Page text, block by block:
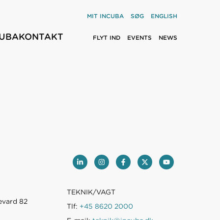
MIT INCUBA SØG ENGLISH
KONTAKT FLYT IND EVENTS NEWS
82
TEKNIK/VAGT
Tlf: +45 8620 2000